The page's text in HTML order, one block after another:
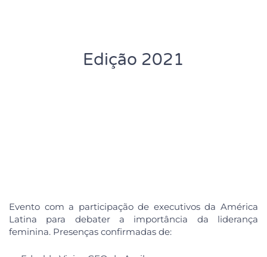
Edição 2021
Evento com a participação de executivos da América
Latina para debater a importância da liderança
feminina. Presenças confirmadas de: